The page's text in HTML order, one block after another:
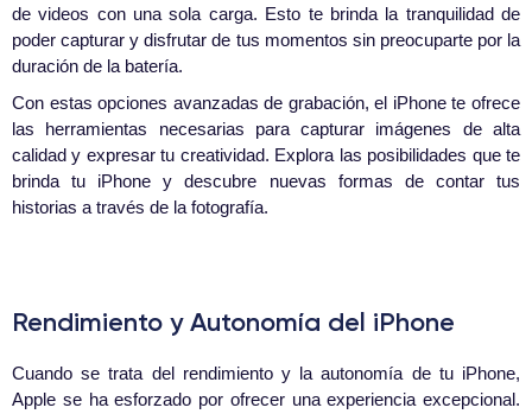
de videos con una sola carga. Esto te brinda la tranquilidad de
poder capturar y disfrutar de tus momentos sin preocuparte por la
duración de la batería.
Con estas opciones avanzadas de grabación, el iPhone te ofrece
las herramientas necesarias para capturar imágenes de alta
calidad y expresar tu creatividad. Explora las posibilidades que te
brinda tu iPhone y descubre nuevas formas de contar tus
historias a través de la fotografía.
Rendimiento y Autonomía del iPhone
Cuando se trata del rendimiento y la autonomía de tu iPhone,
Apple se ha esforzado por ofrecer una experiencia excepcional.